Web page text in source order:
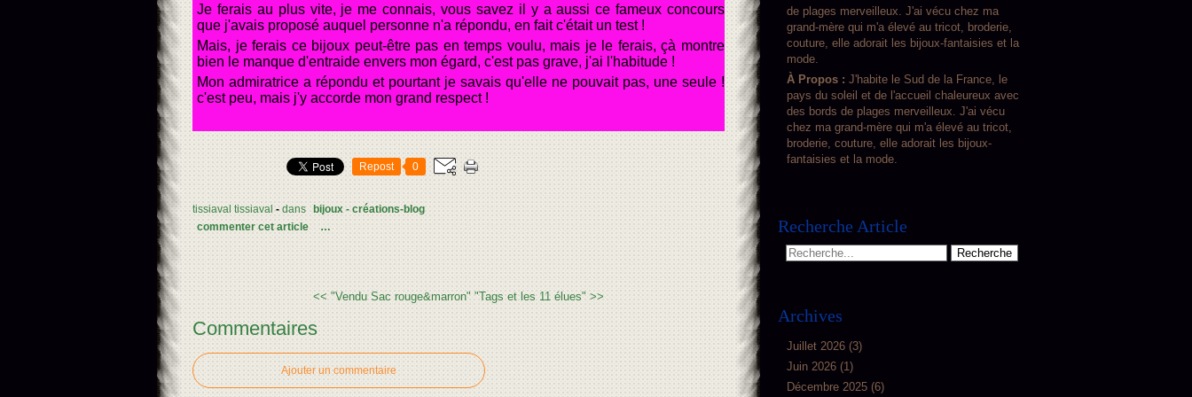
Je ferais au plus vite, je me connais, vous savez il y a aussi ce fameux concours
que j'avais proposé auquel personne n'a répondu, en fait c'était un test !
Mais, je ferais ce bijoux peut-être pas en temps voulu, mais je le ferais, çà montre
bien le manque d'entraide envers mon égard, c'est pas grave, j'ai l'habitude !
Mon admiratrice a répondu et pourtant je savais qu'elle ne pouvait pas, une seule !
c'est peu, mais j'y accorde mon grand respect !
Repost 0
tissiaval tissiaval - dans bijoux - créations-blog
commenter cet article
…
<< "Vendu Sac rouge&marron" "Tags et les 11 élues" >>
Commentaires
Ajouter un commentaire
À Propos : J'habite le Sud de la France, le
pays du soleil et de l'accueil chaleureux avec
des bords de plages merveilleux. J'ai vécu
chez ma grand-mère qui m'a élevé au tricot,
broderie, couture, elle adorait les bijoux-
fantaisies et la mode.
Recherche Article
Archives
Juillet 2026 (3)
Juin 2026 (1)
Décembre 2025 (6)